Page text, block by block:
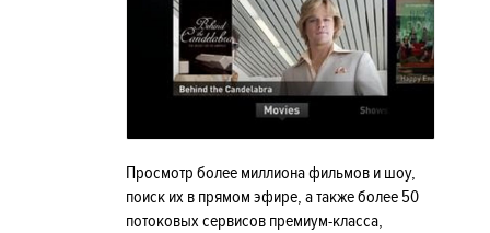
Просмотр более миллиона фильмов и шоу,
поиск их в прямом эфире, а также более 50
потоковых сервисов премиум-класса,